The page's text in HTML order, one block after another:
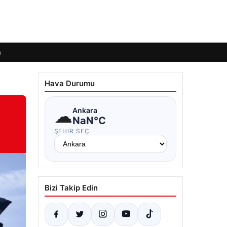
Hava Durumu
☁Ankara
NaN°C
ŞEHIR SEÇ
Bizi Takip Edin